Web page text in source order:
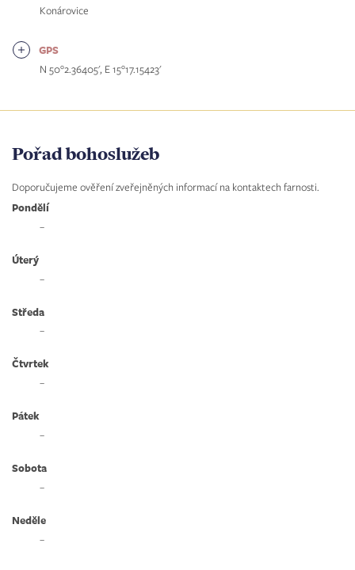
Konárovice
GPS
N 50°2.36405', E 15°17.15423'
Pořad bohoslužeb
Doporučujeme ověření zveřejněných informací na kontaktech farnosti.
Pondělí
–
Úterý
–
Středa
–
Čtvrtek
–
Pátek
–
Sobota
–
Neděle
–